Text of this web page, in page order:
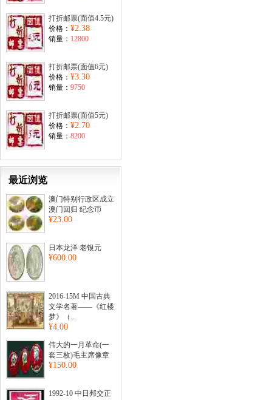
打折邮票(面值4.5元)
价格： ¥2.38
销量： 12800
打折邮票(面值6元)
价格： ¥3.30
销量： 9750
打折邮票(面值5元)
价格： ¥2.70
销量： 8200
最近浏览
澳门特别行政区成立
澳门回归 纪念币
¥23.00
日本龙洋 老银元
¥600.00
2016-15M 中国古典
文学名著——《红楼
梦》（...
¥4.00
伟大的一月革命(一
套三枚)毛主席像章
¥150.00
1992-10 中日邦交正